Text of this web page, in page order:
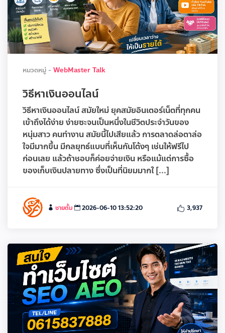
หมวดหมู่ - WebMaster Talk
วิธีหาเงินออนไลน์
วิธีหาเงินออนไลน์ สมัยใหม่ ยุคสมัยอินเตอร์เน็ตที่ทุกคน
เข้าถึงได้ง่าย ง่ายซะจนเป็นหนึ่งในชีวิตประจำวันของ
หนุ่มสาว คนทำงาน สมัยนี้ไปเสียแล้ว การตลาดล่อตาล่อ
ใจมีมากขึ้น มีกลยุทธ์แบบที่เห็นกันโต้งๆ เช่นให้ฟรีไป
ก่อนเลย แล้วถ้าชอบก็ค่อยจ่ายเงิน หรือแม้แต่การซื้อ
ของเก็บเงินปลายทาง ซึ่งเป็นที่นิยมมากใ [...]
ชายตั้ม 2026-06-10 13:52:20 3,937